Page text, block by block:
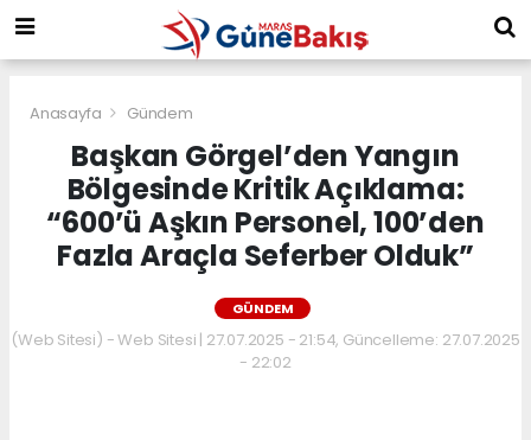
Anasayfa Gündem
Başkan Görgel’den Yangın
Bölgesinde Kritik Açıklama:
“600’ü Aşkın Personel, 100’den
Fazla Araçla Seferber Olduk”
GÜNDEM
(Web Sitesi) - Web Sitesi | 27.07.2025 - 21:54, Güncelleme: 27.07.2025
- 22:02